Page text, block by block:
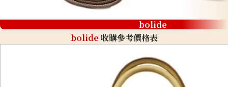
bolide
bolide 收購參考價格表